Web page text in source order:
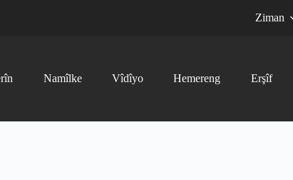
Ziman
Namîlke Vîdîyo Hemereng Erşîf